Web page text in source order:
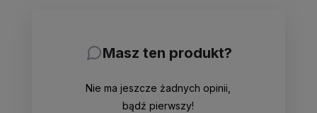
Masz ten produkt?
Nie ma jeszcze żadnych opinii,
bądź pierwszy!